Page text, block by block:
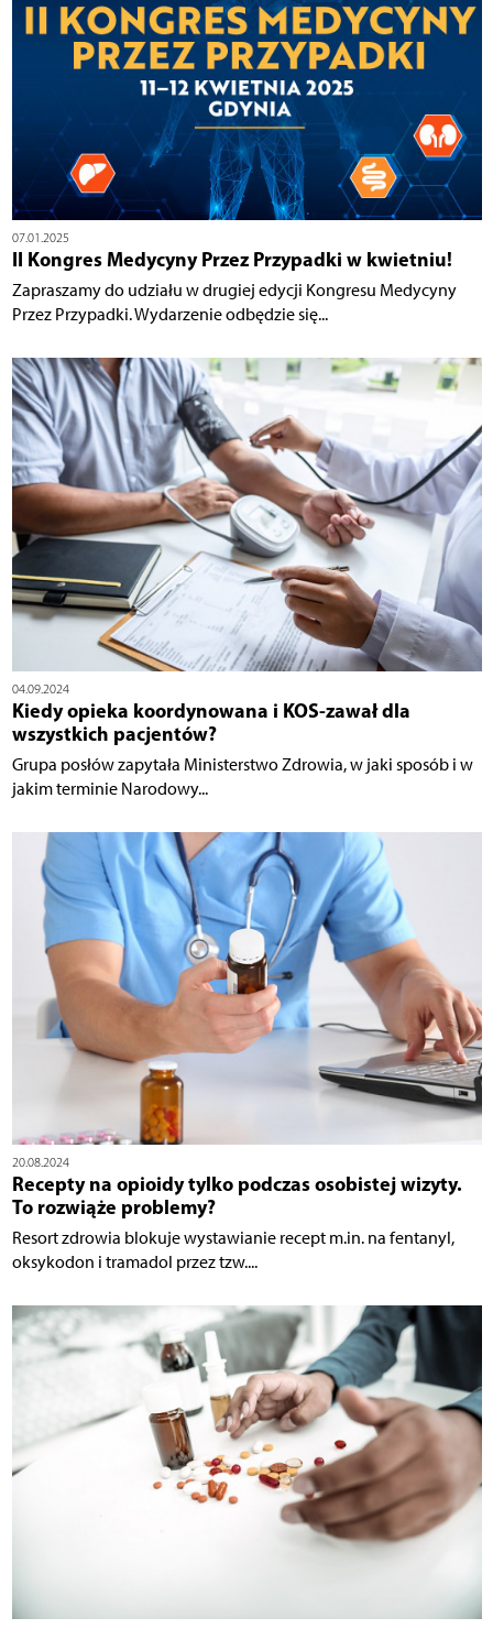
07.01.2025
II Kongres Medycyny Przez Przypadki w kwietniu!
Zapraszamy do udziału w drugiej edycji Kongresu Medycyny
Przez Przypadki. Wydarzenie odbędzie się...
04.09.2024
Kiedy opieka koordynowana i KOS-zawał dla
wszystkich pacjentów?
Grupa posłów zapytała Ministerstwo Zdrowia, w jaki sposób i w
jakim terminie Narodowy...
20.08.2024
Recepty na opioidy tylko podczas osobistej wizyty.
To rozwiąże problemy?
Resort zdrowia blokuje wystawianie recept m.in. na fentanyl,
oksykodon i tramadol przez tzw....